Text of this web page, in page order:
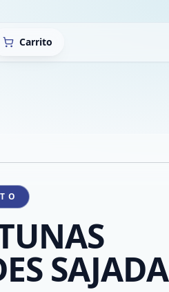
Carrito